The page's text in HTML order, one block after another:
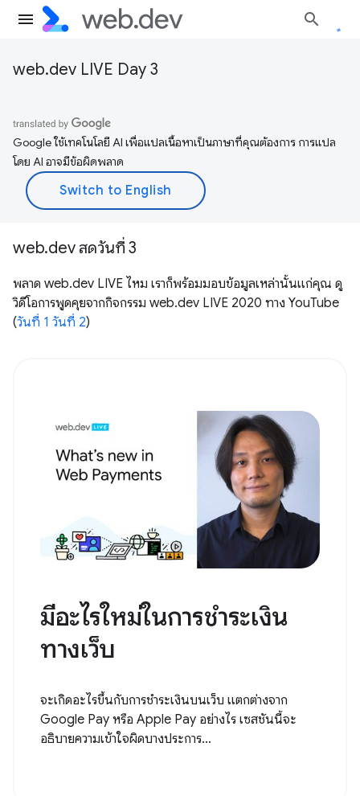
web.dev LIVE Day 3
Google ใช้เทคโนโลยี AI เพื่อแปลเนื้อหาเป็นภาษาที่คุณต้องการ การแปล
โดย AI อาจมีข้อผิดพลาด
web.dev สดวันที่ 3
พลาด web.dev LIVE ไหม เราก็พร้อมมอบข้อมูลเหล่านั้นแก่คุณ ดู
วิดีโอการพูดคุยจากกิจกรรม web.dev LIVE 2020 ทาง YouTube
(วันที่ 1 วันที่ 2)
มีอะไรใหม่ในการชำระเงิน
ทางเว็บ
จะเกิดอะไรขึ้นกับการชำระเงินบนเว็บ แตกต่างจาก
Google Pay หรือ Apple Pay อย่างไร เซสชันนี้จะ
อธิบายความเข้าใจผิดบางประการ...